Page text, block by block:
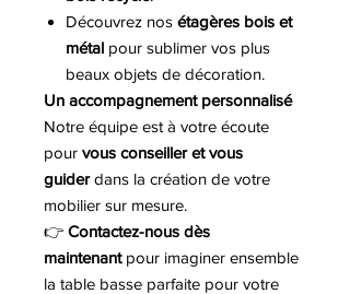
Découvrez nos étagères bois et
métal pour sublimer vos plus
beaux objets de décoration.
Un accompagnement personnalisé
Notre équipe est à votre écoute
pour vous conseiller et vous
guiderdans la création de votre
mobilier sur mesure.
👉 Contactez-nous dès
maintenantpour imaginer ensemble
la table basse parfaite pour votre